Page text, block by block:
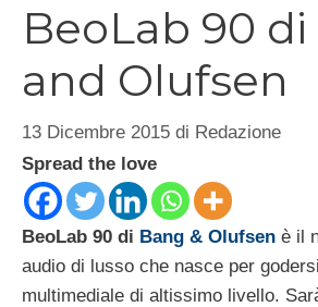
BeoLab 90
and Olufsen
13 Dicembre 2015 di Redazione
Spread the love
BeoLab 90 di Bang & Olufsen è il
audio di lusso che nasce per
multimediale di altissimo livello.